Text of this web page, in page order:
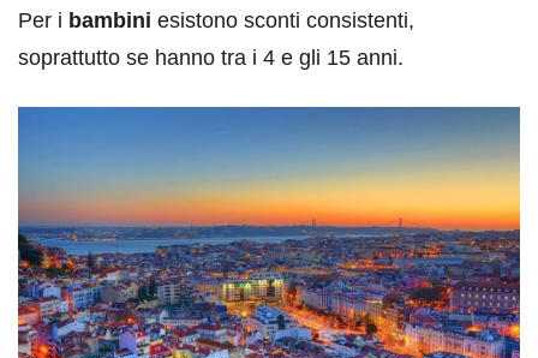
Per i bambini esistono sconti consistenti,
soprattutto se hanno tra i 4 e gli 15 anni.